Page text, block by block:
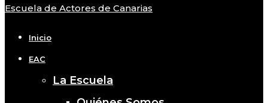
Close
Escuela de Actores de Canarias
Inicio
EAC
La Escuela